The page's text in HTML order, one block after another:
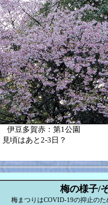
伊豆多賀赤：第1公園
見頃はあと2-3日？
梅の様子/
梅まつりはCOVID-19の抑止の